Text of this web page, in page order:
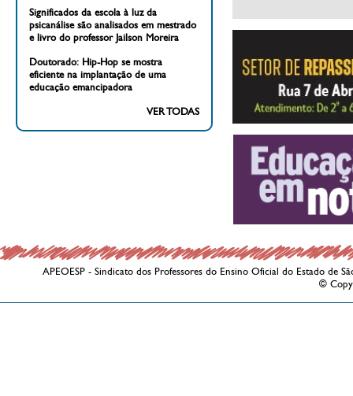
Significados da escola à luz da
psicanálise são analisados em mestrado
e livro do professor Jailson Moreira
Doutorado: Hip-Hop se mostra
eficiente na implantação de uma
educação emancipadora
VER TODAS
APEOESP - Sindicato dos Professores do Ensino Oficial do Estado de
©